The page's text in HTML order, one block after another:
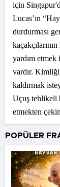
için
Lucas’ın
durdurması
yardım etmek
vardır.
kaldırmak
Uçuş tehlikeli
etmekten
POPÜLER